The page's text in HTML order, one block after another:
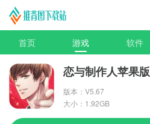
首页 游戏 软件
恋与制作人苹果版
版本：V5.67
大小：1.92GB